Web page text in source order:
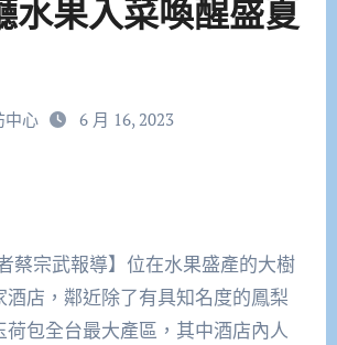
水果入菜喚醒盛夏
中心 6 月 16, 2023
蔡宗武報導】位在水果盛產的大樹
酒店，鄰近除了有具知名度的鳳梨
荷包全台最大產區，其中酒店內人